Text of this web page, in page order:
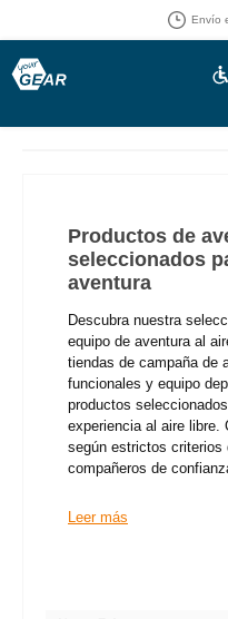
30 días
Productos de
seleccionados
aventura
Descubra nuestra
equipo de aventura al
tiendas de campaña de
funcionales y equipo
productos
experiencia al aire libre.
según estrictos criterios
compañeros de
Leer más